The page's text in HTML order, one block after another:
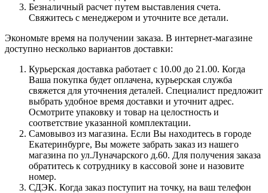
Безналичный расчет путем выставления счета.
Свяжитесь с менеджером и уточните все детали.
Экономьте время на получении заказа. В интернет-магазине
доступно несколько вариантов доставки:
Курьерская доставка работает с 10.00 до 21.00. Когда
Ваша покупка будет оплачена, курьерская служба
свяжется для уточнения деталей. Специалист предложит
выбрать удобное время доставки и уточнит адрес.
Осмотрите упаковку и товар на целостность и
соответствие указанной комплектации.
Самовывоз из магазина. Если Вы находитесь в городе
Екатеринбурге, Вы можете забрать заказ из нашего
магазина по ул.Луначарского д.60. Для получения заказа
обратитесь к сотруднику в кассовой зоне и назовите
номер.
СДЭК. Когда заказ поступит на точку, на ваш телефон